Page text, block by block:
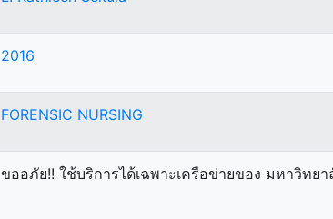
2016
FORENSIC NURSING
ขออภัย!! ใช้บริการได้เฉพาะเครือข่ายของ มหาวิทย